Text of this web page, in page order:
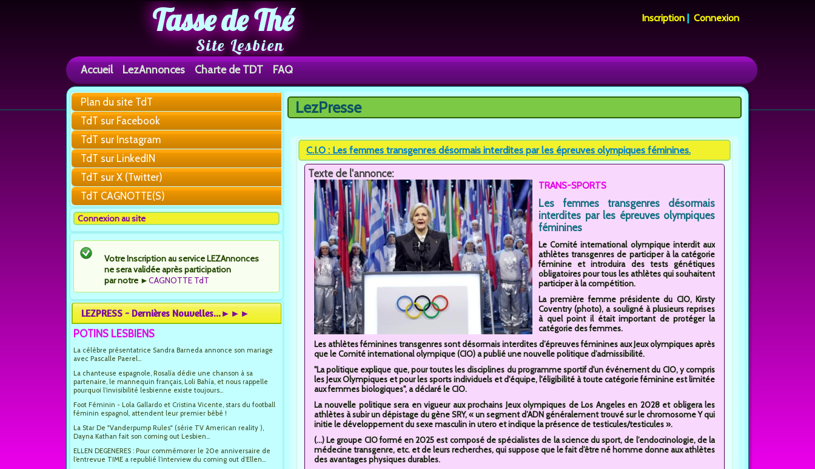
Tasse de Thé
Site Lesbien
Inscription |Connexion
Accueil LezAnnonces Charte de TDT FAQ
Plan du site TdT
TdT sur Facebook
TdT sur Instagram
TdT sur LinkedIN
TdT sur X (Twitter)
TdT CAGNOTTE(S)
Connexion au site
Votre Inscription au service LEZAnnonces
ne sera validée après participation
par notre ►CAGNOTTE TdT
LEZPRESS - Dernières Nouvelles...►►►
POTINS LESBIENS
La célèbre présentatrice Sandra Barneda annonce son mariage
avec Pascalle Paerel...
La chanteuse espagnole, Rosalía dédie une chanson à sa
partenaire, le mannequin français, Loli Bahía, et nous rappelle
pourquoi l’invisibilité lesbienne existe toujours...
Foot Féminin - Lola Gallardo et Cristina Vicente, stars du football
féminin espagnol, attendent leur premier bébé !
La Star De "Vanderpump Rules" (série TV American reality ),
Dayna Kathan fait son coming out Lesbien...
ELLEN DEGENERES : Pour commémorer le 20e anniversaire de
l’entrevue TIME a republié l’interview du coming out d’Ellen...
Vous êtes ici
LezPresse
C.I.O : Les femmes transgenres désormais interdites par les épreuves olympiques féminines.
Texte de l'annonce:
TRANS-SPORTS
Les femmes transgenres désormais
interdites par les épreuves olympiques
féminines
Le Comité international olympique interdit aux
athlètes transgenres de participer à la catégorie
féminine et introduira des tests génétiques
obligatoires pour tous les athlètes qui souhaitent
participer à la compétition.
La première femme présidente du CIO, Kirsty
Coventry (photo), a souligné à plusieurs reprises
à quel point il était important de protéger la
catégorie des femmes.
Les athlètes féminines transgenres sont désormais interdites d’épreuves féminines aux Jeux olympiques après
que le Comité international olympique (CIO) a publié une nouvelle politique d’admissibilité.
"La politique explique que, pour toutes les disciplines du programme sportif d'un événement du CIO, y compris
les Jeux Olympiques et pour les sports individuels et d'équipe, l'éligibilité à toute catégorie féminine est limitée
aux femmes biologiques", a déclaré le CIO.
La nouvelle politique sera en vigueur aux prochains Jeux olympiques de Los Angeles en 2028 et obligera les
athlètes à subir un dépistage du gène SRY, « un segment d’ADN généralement trouvé sur le chromosome Y qui
initie le développement du sexe masculin in utero et indique la présence de testicules/testicules ».
(...) Le groupe CIO formé en 2025 est composé de spécialistes de la science du sport, de l’endocrinologie, de la
médecine transgenre, etc. et de leurs recherches, qui suppose que le fait d’être né homme donne aux athlètes
des avantages physiques durables.